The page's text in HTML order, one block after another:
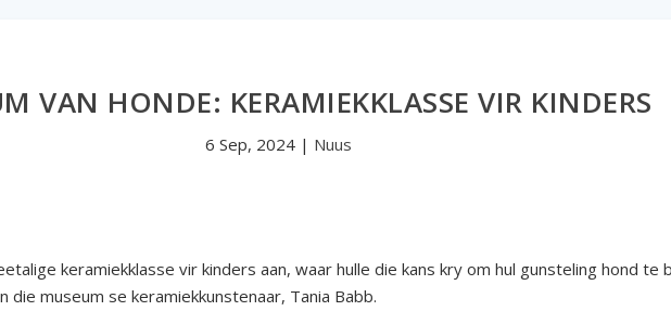
VAN HONDE: KERAMIEKKLASSE VIR KINDERS
6 Sep, 2024| Nuus
keramiekklasse vir kinders aan, waar hulle die kans kry om hul gunsteling hond te
museum se keramiekkunstenaar, Tania Babb.